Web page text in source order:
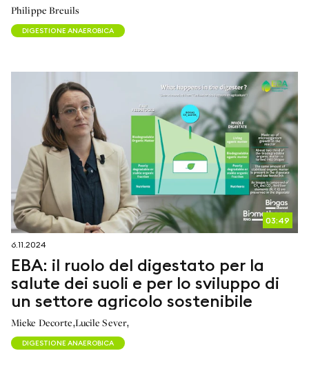
Philippe Breuils
DIGESTIONE ANAEROBICA
03:49
6.11.2024
EBA: il ruolo del digestato per la
salute dei suoli e per lo sviluppo di
un settore agricolo sostenibile
Mieke Decorte,Lucile Sever,
DIGESTIONE ANAEROBICA